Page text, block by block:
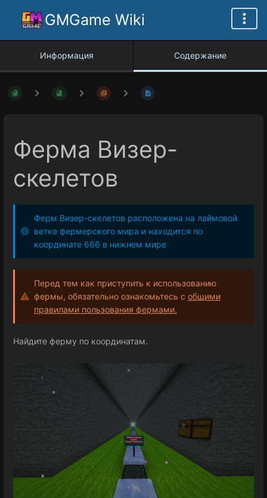
GMGame Wiki
Информация Содержание
Ферма Визер-
скелетов
Ферм Визер-скелетов расположена на лаймовой
ветке фермерского мира и находится по
координате 666 в нижнем мире
Перед тем как приступить к использованию
фермы, обязательно ознакомьтесь с общими
правилами пользования фермами.
Найдите ферму по координатам.